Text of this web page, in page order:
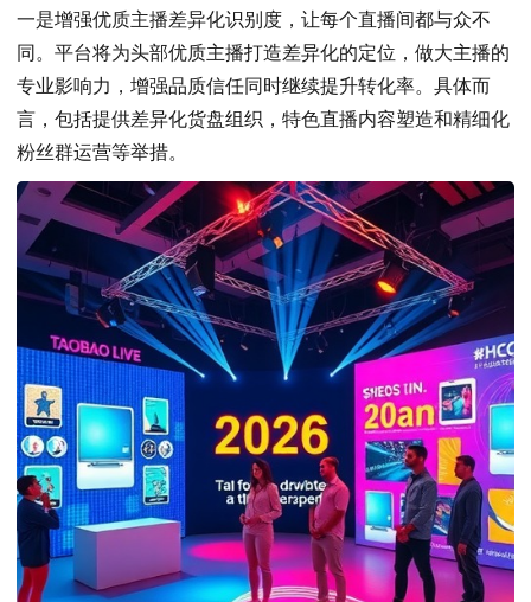
一是增强优质主播差异化识别度，让每个直播间都与众不
同。平台将为头部优质主播打造差异化的定位，做大主播的
专业影响力，增强品质信任同时继续提升转化率。具体而
言，包括提供差异化货盘组织，特色直播内容塑造和精细化
粉丝群运营等举措。